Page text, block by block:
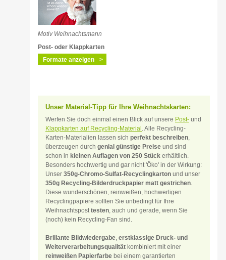
Motiv Weihnachtsmann
Post- oder Klappkarten
Formate anzeigen
Unser Material-Tipp für Ihre Weihnachtskarten:
Werfen Sie doch einmal einen Blick auf unsere Post- und
Klappkarten auf Recycling-Material . Alle Recycling-
Karten-Materialien lassen sich perfekt beschreiben,
überzeugen durch genial günstige Preise und sind
schon in kleinen Auflagen von 250 Stück erhältlich.
Besonders hochwertig und gar nicht 'Öko' in der Wirkung:
Unser 350g-Chromo-Sulfat-Recyclingkarton und unser
350g Recycling-Bilderdruckpapier matt gestrichen.
Diese wunderschönen, reinweißen, hochwertigen
Recyclingpapiere sollten Sie unbedingt für Ihre
Weihnachtsposttesten, auch und gerade, wenn Sie
(noch) kein Recycling-Fan sind.
Brillante Bildwiedergabe, erstklassige Druck- und
Weiterverarbeitungsqualität kombiniert mit einer
reinweißen Papierfarbe bei einem garantierten